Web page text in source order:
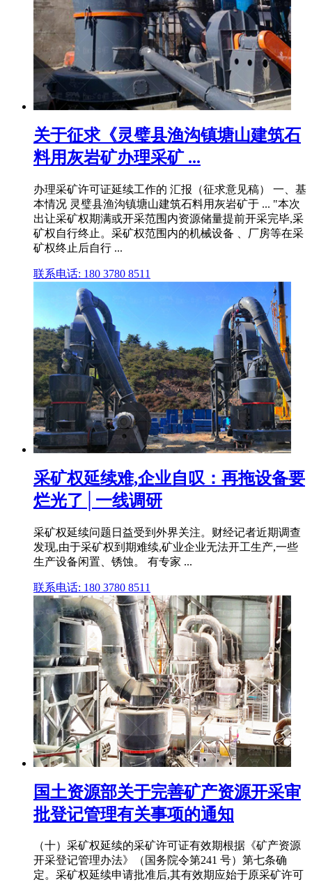
关于征求《灵璧县渔沟镇塘山建筑石
料用灰岩矿办理采矿 ...
办理采矿许可证延续工作的 汇报（征求意见稿） 一、基
本情况 灵璧县渔沟镇塘山建筑石料用灰岩矿于 ... "本次
出让采矿权期满或开采范围内资源储量提前开采完毕,采
矿权自行终止。采矿权范围内的机械设备 、厂房等在采
矿权终止后自行 ...
联系电话: 180 3780 8511
采矿权延续难,企业自叹：再拖设备要
烂光了│一线调研
采矿权延续问题日益受到外界关注。财经记者近期调查
发现,由于采矿权到期难续,矿业企业无法开工生产,一些
生产设备闲置、锈蚀。 有专家 ...
联系电话: 180 3780 8511
国土资源部关于完善矿产资源开采审
批登记管理有关事项的通知
（十）采矿权延续的采矿许可证有效期根据《矿产资源
开采登记管理办法》（国务院令第241 号）第七条确
定。采矿权延续申请批准后,其有效期应始于原采矿许可